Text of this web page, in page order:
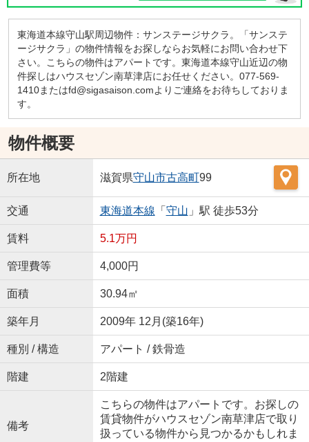
東海道本線守山駅周辺物件：サンステージサクラ。「サンステ
ージサクラ」の物件情報をお探しならお気軽にお問い合わせ下
さい。こちらの物件はアパートです。東海道本線守山近辺の物
件探しはハウスセゾン南草津店にお任せください。077-569-
1410またはfd@sigasaison.comよりご連絡をお待ちしておりま
す。
物件概要
所在地 滋賀県守山市古高町99
交通 東海道本線 「 守山 」駅 徒歩53分
賃料 5.1万円
管理費等 4,000円
面積 30.94㎡
築年月 2009年 12月(築16年)
種別 / 構造 アパート / 鉄骨造
階建 2階建
備考
こちらの物件はアパートです。お探しの
賃貸物件がハウスセゾン南草津店で取り
扱っている物件から見つかるかもしれま